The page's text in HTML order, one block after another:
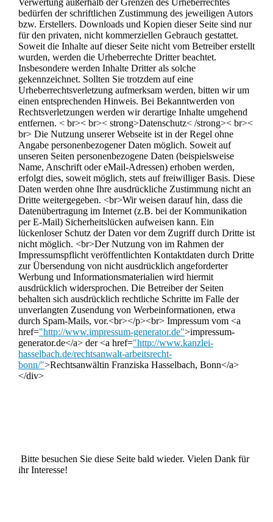
bedürfen der schriftlichen Zustimmung des jeweiligen Autors
bzw. Erstellers. Downloads und Kopien dieser Seite sind nur
für den privaten, nicht kommerziellen Gebrauch gestattet.
Soweit die Inhalte auf dieser Seite nicht vom Betreiber erstellt
wurden, werden die Urheberrechte Dritter beachtet.
Insbesondere werden Inhalte Dritter als solche
gekennzeichnet. Sollten Sie trotzdem auf eine
Urheberrechtsverletzung aufmerksam werden, bitten wir um
einen entsprechenden Hinweis. Bei Bekanntwerden von
Rechtsverletzungen werden wir derartige Inhalte umgehend
entfernen. < br>< br>< strong>Datenschutz< /strong>< br><
br> Die Nutzung unserer Webseite ist in der Regel ohne
Angabe personenbezogener Daten möglich. Soweit auf
unseren Seiten personenbezogene Daten (beispielsweise
Name, Anschrift oder eMail-Adressen) erhoben werden,
erfolgt dies, soweit möglich, stets auf freiwilliger Basis. Diese
Daten werden ohne Ihre ausdrückliche Zustimmung nicht an
Dritte weitergegeben. <br>Wir weisen darauf hin, dass die
Datenübertragung im Internet (z.B. bei der Kommunikation
per E-Mail) Sicherheitslücken aufweisen kann. Ein
lückenloser Schutz der Daten vor dem Zugriff durch Dritte ist
nicht möglich. <br>Der Nutzung von im Rahmen der
Impressumspflicht veröffentlichten Kontaktdaten durch Dritte
zur Übersendung von nicht ausdrücklich angeforderter
Werbung und Informationsmaterialien wird hiermit
ausdrücklich widersprochen. Die Betreiber der Seiten
behalten sich ausdrücklich rechtliche Schritte im Falle der
unverlangten Zusendung von Werbeinformationen, etwa
durch Spam-Mails, vor.<br></p><br> Impressum vom <a
href="http://www.impressum-generator.de">impressum-
generator.de</a> der <a href="http://www.kanzlei-
hasselbach.de/rechtsanwalt-arbeitsrecht-
bonn/">Rechtsanwältin Franziska Hasselbach, Bonn</a>
</div>
Bitte besuchen Sie diese Seite bald wieder. Vielen Dank für
ihr Interesse!